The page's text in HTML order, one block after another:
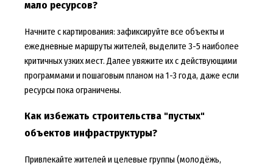
мало ресурсов?
Начните с картирования: зафиксируйте все объекты и
ежедневные маршруты жителей, выделите 3-5 наиболее
критичных узких мест. Далее увяжите их с действующими
программами и пошаговым планом на 1-3 года, даже если
ресурсы пока ограничены.
Как избежать строительства "пустых"
объектов инфраструктуры?
Привлекайте жителей и целевые группы (молодёжь,